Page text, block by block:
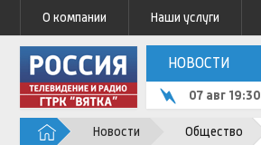
О компании Наши услуги
НОВОСТИ
07 авг 19:30
Новости Общество